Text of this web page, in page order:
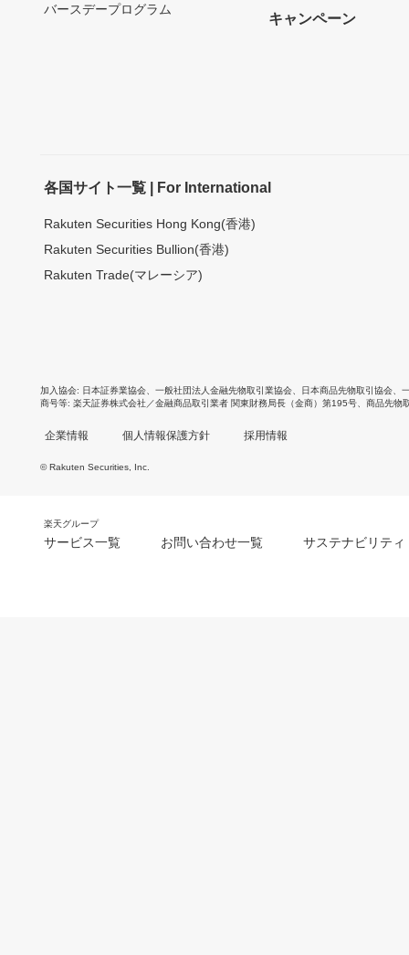
バースデープログラム
キャンペーン
各国サイト一覧 | For International
Rakuten Securities Hong Kong(香港)
Rakuten Securities Bullion(香港)
Rakuten Trade(マレーシア)
加入協会 日本証券業協会 一般社団法人金融先物取引業協会 日本商品先物取引協会
商号等 楽天証券株式会社／金融商品取引業者 関東財務局長（金商）第195号、商品先物
企業情報 個人情報保護方針 採用情報
© Rakuten Securities, Inc.
楽天グループ
サービス一覧 お問い合わせ一覧 サステナビリティ